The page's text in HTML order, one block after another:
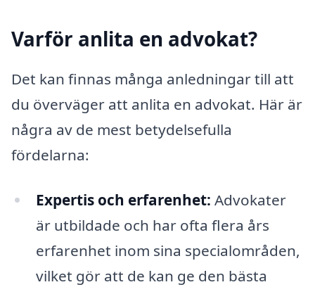
Varför anlita en advokat?
Det kan finnas många anledningar till att
du överväger att anlita en advokat. Här är
några av de mest betydelsefulla
fördelarna:
Expertis och erfarenhet: Advokater
är utbildade och har ofta flera års
erfarenhet inom sina specialområden,
vilket gör att de kan ge den bästa